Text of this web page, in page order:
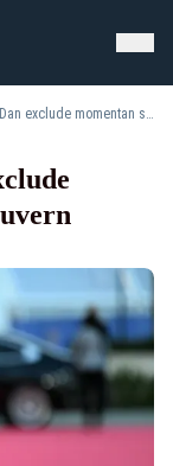
Președintele Nicușor Dan exclude momentan scenariul unui Guvern condus de Sorin Grindeanu